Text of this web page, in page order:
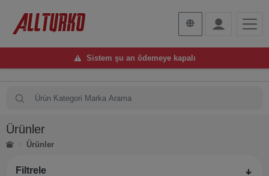
Sistem şu an ödemeye kapalı
Ürünler
Ürünler
Filtrele